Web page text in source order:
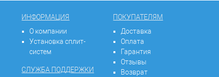
ИНФОРМАЦИЯ
О компании
Установка сплит-
систем
СЛУЖБА ПОДДЕРЖКИ
ПОКУПАТЕЛЯМ
Доставка
Оплата
Гарантия
Отзывы
Возврат